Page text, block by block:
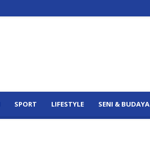
SPORT LIFESTYLE SENI & BUDAYA